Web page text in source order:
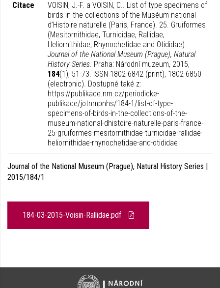
Citace
VOISIN, J.-F. a VOISIN, C.. List of type specimens of
birds in the collections of the Muséum national
d’Histoire naturelle (Paris, France). 25. Gruiformes
(Mesitornithidae, Turnicidae, Rallidae,
Heliornithidae, Rhynochetidae and Otididae).
Journal of the National Museum (Prague), Natural
History Series. Praha: Národní muzeum, 2015,
184(1), 51-73. ISSN 1802-6842 (print), 1802-6850
(electronic). Dostupné také z:
https://publikace.nm.cz/periodicke-
publikace/jotnmpnhs/184-1/list-of-type-
specimens-of-birds-in-the-collections-of-the-
museum-national-dhistoire-naturelle-paris-france-
25-gruiformes-mesitornithidae-turnicidae-rallidae-
heliornithidae-rhynochetidae-and-otididae
Journal of the National Museum (Prague), Natural History Series |
2015/184/1
184-03-2015-Voisin-Rallidae.pdf